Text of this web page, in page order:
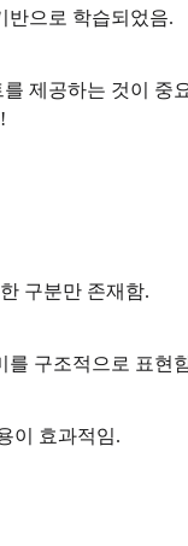
반으로 학습되었음.
제공하는 것이 중
구분만 존재함.
를 구조적으로 표현
이 효과적임.